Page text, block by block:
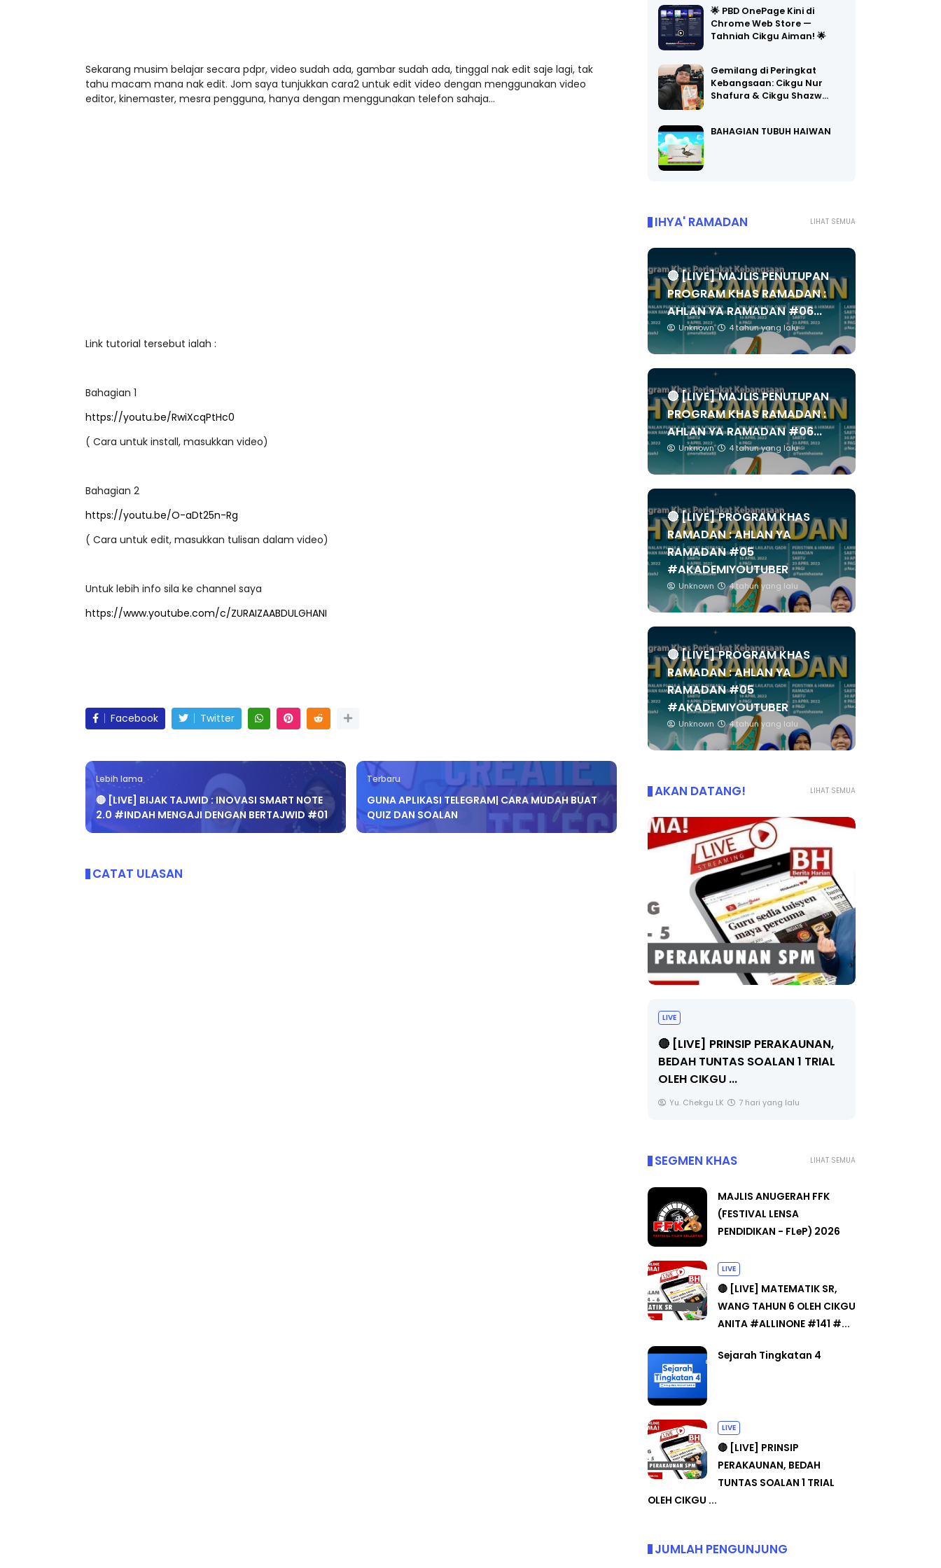
Sekarang musim belajar secara pdpr, video sudah ada, gambar sudah ada, tinggal nak edit saje lagi, tak
tahu macam mana nak edit. Jom saya tunjukkan cara2 untuk edit video dengan menggunakan video
editor, kinemaster, mesra pengguna, hanya dengan menggunakan telefon sahaja...
Link tutorial tersebut ialah :
Bahagian 1
https://youtu.be/RwiXcqPtHc0
( Cara untuk install, masukkan video)
Bahagian 2
https://youtu.be/O-aDt25n-Rg
( Cara untuk edit, masukkan tulisan dalam video)
Untuk lebih info sila ke channel saya
https://www.youtube.com/c/ZURAIZAABDULGHANI
Facebook Twitter
Lebih lama
🔴 [LIVE] BIJAK TAJWID : INOVASI SMART NOTE
2.0 #INDAH MENGAJI DENGAN BERTAJWID #01
Terbaru
GUNA APLIKASI TELEGRAM| CARA MUDAH BUAT
QUIZ DAN SOALAN
CATAT ULASAN
🌟 PBD OnePage Kini di
Chrome Web Store —
Tahniah Cikgu Aiman! 🌟
Gemilang di Peringkat
Kebangsaan: Cikgu Nur
Shafura & Cikgu Shazw…
BAHAGIAN TUBUH HAIWAN
LIHAT SEMUA
IHYA' RAMADAN
🔴 [LIVE] MAJLIS PENUTUPAN
PROGRAM KHAS RAMADAN :
AHLAN YA RAMADAN #06...
Unknown 4 tahun yang lalu
🔴 [LIVE] MAJLIS PENUTUPAN
PROGRAM KHAS RAMADAN :
AHLAN YA RAMADAN #06...
Unknown 4 tahun yang lalu
🔴 [LIVE] PROGRAM KHAS
RAMADAN : AHLAN YA
RAMADAN #05
#AKADEMIYOUTUBER
Unknown 4 tahun yang lalu
🔴 [LIVE] PROGRAM KHAS
RAMADAN : AHLAN YA
RAMADAN #05
#AKADEMIYOUTUBER
Unknown 4 tahun yang lalu
LIHAT SEMUA
AKAN DATANG!
LIVE
🔴 [LIVE] PRINSIP PERAKAUNAN,
BEDAH TUNTAS SOALAN 1 TRIAL
OLEH CIKGU ...
Yu. Chekgu LK 7 hari yang lalu
LIHAT SEMUA
SEGMEN KHAS
MAJLIS ANUGERAH FFK
(FESTIVAL LENSA
PENDIDIKAN - FLeP) 2026
LIVE
🔴 [LIVE] MATEMATIK SR,
WANG TAHUN 6 OLEH CIKGU
ANITA #ALLINONE #141 #...
Sejarah Tingkatan 4
LIVE
🔴 [LIVE] PRINSIP
PERAKAUNAN, BEDAH
TUNTAS SOALAN 1 TRIAL
OLEH CIKGU ...
JUMLAH PENGUNJUNG